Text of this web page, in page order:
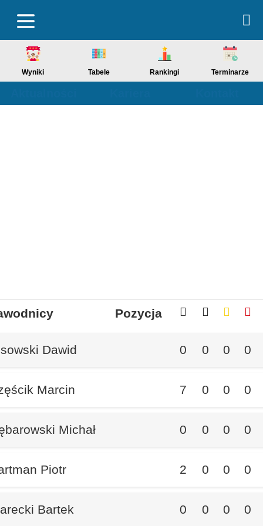
Wyniki Tabele Rankingi Terminarze
Pozycja
Dawid 0 0 0 0
Marcin 7 0 0 0
Michał 0 0 0 0
Piotr 2 0 0 0
Bartek 0 0 0 0